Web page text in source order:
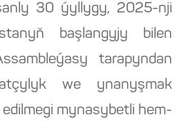
30 ýyllygy, 2025-nji
başlangyjy bilen
tarapyndan
we ynanyşmak
mynasybetli hem-